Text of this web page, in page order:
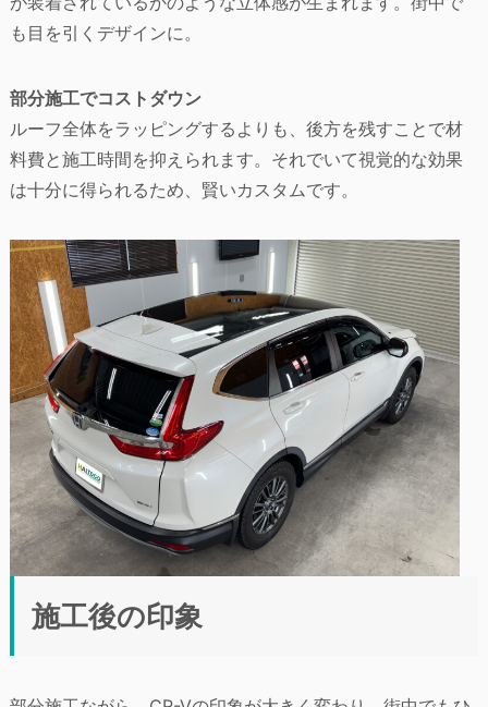
も目を引くデザインに。
部分施工でコストダウン
ルーフ全体をラッピングするよりも、後方を残すことで材
料費と施工時間を抑えられます。それでいて視覚的な効果
は十分に得られるため、賢いカスタムです。
施工後の印象